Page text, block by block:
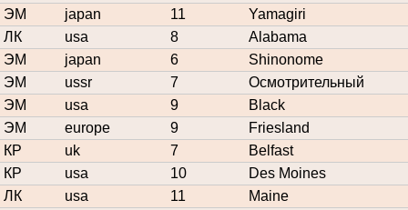
ЭМ
japan 11
Yamagiri
ЛК
usa 8
Alabama
ЭМ
japan 6
Shinonome
ЭМ
ussr 7
Осмотрительный
ЭМ
usa 9
Black
ЭМ
europe 9
Friesland
КР
uk 7
Belfast
КР
usa 10
Des Moines
ЛК
usa 11
Maine